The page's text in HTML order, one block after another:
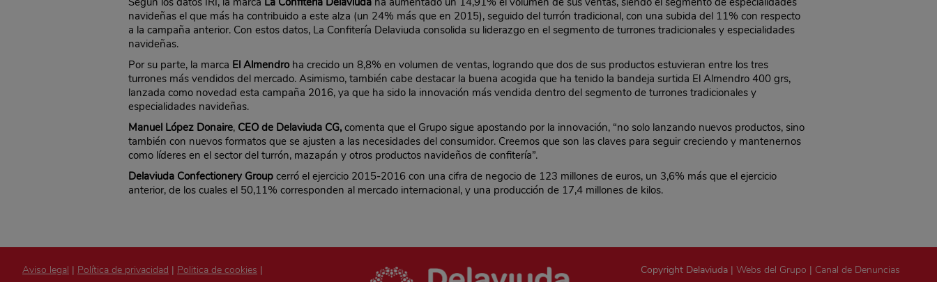
navideñas el que más ha contribuido a este alza (un 24% más que en 2015), seguido del turrón tradicional, con una subida del 11% con respecto
a la campaña anterior. Con estos datos, La Confitería Delaviuda consolida su liderazgo en el segmento de turrones tradicionales y especialidades
navideñas.
Por su parte, la marca El Almendroha crecido un 8,8% en volumen de ventas, logrando que dos de sus productos estuvieran entre los tres
turrones más vendidos del mercado. Asimismo, también cabe destacar la buena acogida que ha tenido la bandeja surtida El Almendro 400 grs,
lanzada como novedad esta campaña 2016, ya que ha sido la innovación más vendida dentro del segmento de turrones tradicionales y
especialidades navideñas.
Manuel López Donaire, CEO de Delaviuda CG,comenta que el Grupo sigue apostando por la innovación, “no solo lanzando nuevos productos, sino
también con nuevos formatos que se ajusten a las necesidades del consumidor. Creemos que son las claves para seguir creciendo y mantenernos
como líderes en el sector del turrón, mazapán y otros productos navideños de confitería”.
Delaviuda Confectionery Group cerró el ejercicio 2015-2016 con una cifra de negocio de 123 millones de euros, un 3,6% más que el ejercicio
anterior, de los cuales el 50,11% corresponden al mercado internacional, y una producción de 17,4 millones de kilos.
Aviso legal | Política de privacidad | Politica de cookies |
Copyright Delaviuda | Webs del Grupo | Canal de Denuncias